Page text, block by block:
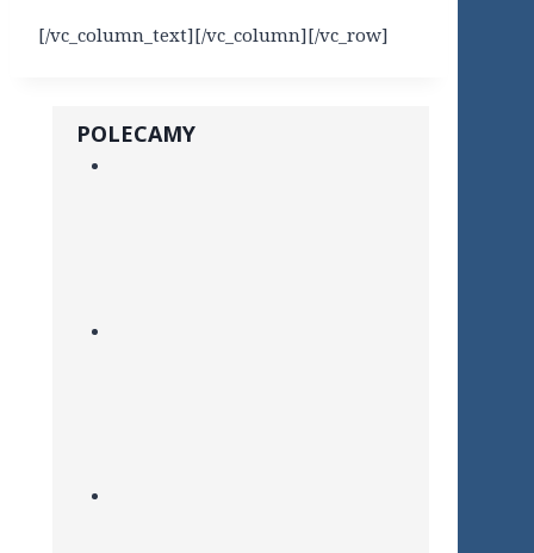
[/vc_column_text][/vc_column][/vc_row]
POLECAMY